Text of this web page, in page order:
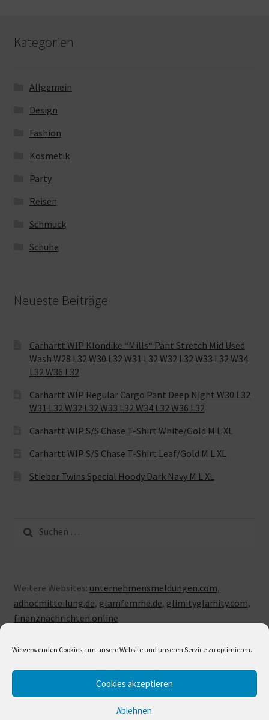
Wir verwenden Cookies, um unsere Website und unseren Service zu optimieren.
Cookies akzeptieren
Ablehnen
Kategorien
Allgemein
Design
Fashion
Kosmetik
Party
Reisen
Schmuck
Schuhe
Neueste Beiträge
Carhartt WIP Klondike “Mills“ Pant Stretch Mid Used
Wash W28 L32 W30 L32 W31 L32 W32 L32 W33 L32 W34
L32 W36 L32
Carhartt WIP Regular Cargo Pant Deep Night W30 L32
W31 L32 W32 L32 W33 L32 W34 L32 W36 L32
Carhartt WIP S/S Chase T-Shirt White/Gold M L XL
Carhartt WIP S/S Chase T-Shirt Leaf/Gold M L XL
Stieber Twins Special Hoody Dark Navy M L XL
Suche
nach:
Weitere Websites: unternehmensmeldungen.com,
adhocmitteilung.de, glamfemme.de, glimityglamity.com,
finanznachrichten.online
© LUXUSLOVE 2026
Erstellt mit Storefront & WooCommerce